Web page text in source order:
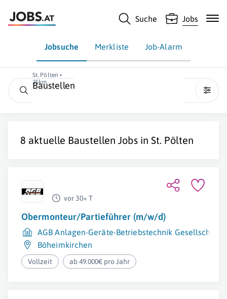
Suche Jobs
Jobsuche Merkliste Job-Alarm
St. Pölten •
25km
Baustellen
8 aktuelle Baustellen Jobs inSt. Pölten
vor 30+ T
Obermonteur/Partieführer (m/w/d)
AGB Anlagen-Geräte-Betriebstechnik Gesellschaft
Böheimkirchen
Vollzeit ab 49.000€ pro Jahr